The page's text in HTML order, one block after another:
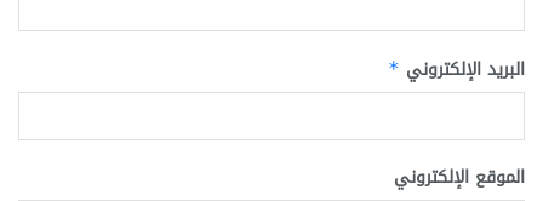
البريد الإلكتروني *
الموقع الإلكتروني